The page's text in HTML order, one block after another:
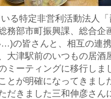
る特定非営利活動法人
務部市町振興課、総合企
の皆さんと、相互の連
大津駅前のいつもの居酒
ミーティングに移行しま
とが明確になってきまし
だきました三和伸彦さん